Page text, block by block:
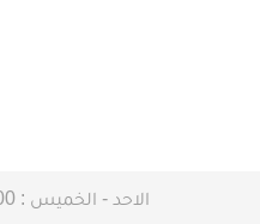
الاحد - الخميس : 11:00ص - 8:00م | السبت : 12:00م - 4:00 م